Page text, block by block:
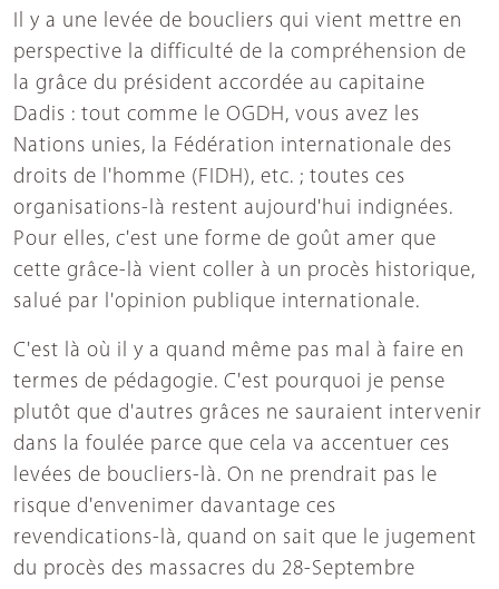
Il y a une levée de boucliers qui vient mettre en
perspective la difficulté de la compréhension de
la grâce du président accordée au capitaine
Dadis : tout comme le OGDH, vous avez les
Nations unies, la Fédération internationale des
droits de l'homme (FIDH), etc. ; toutes ces
organisations-là restent aujourd'hui indignées.
Pour elles, c'est une forme de goût amer que
cette grâce-là vient coller à un procès historique,
salué par l'opinion publique internationale.
C'est là où il y a quand même pas mal à faire en
termes de pédagogie. C'est pourquoi je pense
plutôt que d'autres grâces ne sauraient intervenir
dans la foulée parce que cela va accentuer ces
levées de boucliers-là. On ne prendrait pas le
risque d'envenimer davantage ces
revendications-là, quand on sait que le jugement
du procès des massacres du 28-Septembre